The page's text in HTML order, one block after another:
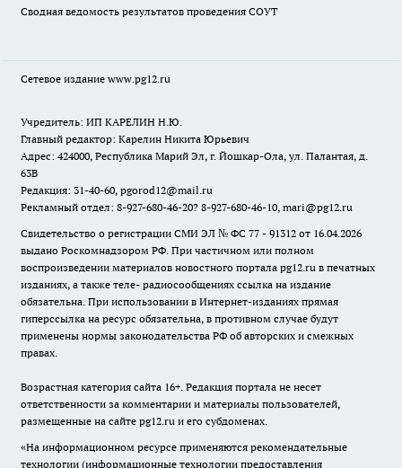
Сводная ведомость результатов проведения СОУТ
Сетевое издание www.pg12.ru
Учредитель: ИП КАРЕЛИН Н.Ю.
Главный редактор: Карелин Никита Юрьевич
Адрес: 424000, Республика Марий Эл, г. Йошкар-Ола, ул. Палантая, д.
63В
Редакция: 31-40-60, pgorod12@mail.ru
Рекламный отдел: 8-927-680-46-20? 8-927-680-46-10, mari@pg12.ru
Свидетельство о регистрации СМИ ЭЛ № ФС 77 - 91312 от 16.04.2026
выдано Роскомнадзором РФ. При частичном или полном
воспроизведении материалов новостного портала pg12.ru в печатных
изданиях, а также теле- радиосообщениях ссылка на издание
обязательна. При использовании в Интернет-изданиях прямая
гиперссылка на ресурс обязательна, в противном случае будут
применены нормы законодательства РФ об авторских и смежных
правах.
Возрастная категория сайта 16+. Редакция портала не несет
ответственности за комментарии и материалы пользователей,
размещенные на сайте pg12.ru и его субдоменах.
«На информационном ресурсе применяются рекомендательные
технологии (информационные технологии предоставления